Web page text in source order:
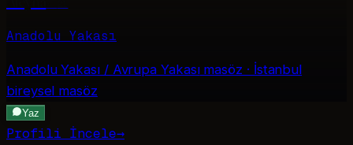
Anadolu Yakası
Anadolu Yakası / Avrupa Yakasımasöz · İstanbul
bireysel masöz
Yaz
Profili İncele→